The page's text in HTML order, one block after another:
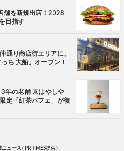
舗を新規出店！2028
目指す
通り商店街エリアに、
ち 大船」オープン！
年の老舗 京はやしや
定「紅茶パフェ」が復
ニュース ( PR TIMES提供 )